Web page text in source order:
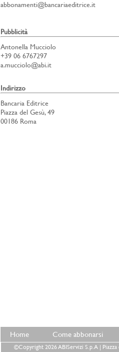
abbonamenti@bancariaeditrice.it
Pubblicità
Antonella Mucciolo
+39 06 6767297
a.mucciolo@abi.it
Indirizzo
Bancaria Editrice
Piazza del Gesù, 49
00186 Roma
Home Come abbonarsi
©Copyright 2026 ABIServizi S.p.A |